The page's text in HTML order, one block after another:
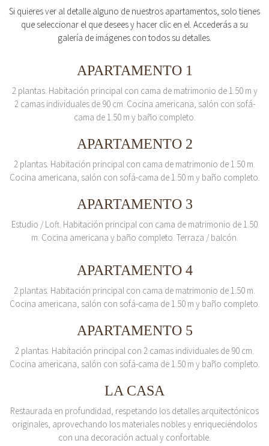
Si quieres ver al detalle alguno de nuestros apartamentos, solo tienes
que seleccionar el que desees y hacer clic en el. Accederás a su
galería de imágenes con todos su detalles.
APARTAMENTO 1
2 plantas. Habitación principal con cama de matrimonio de 1.50 m y
2 camas individuales de 90 cm. Cocina americana, salón con sofá-
cama de 1.50 m y baño completo.
APARTAMENTO 2
2 plantas. Habitación principal con cama de matrimonio de 1.50 m.
Cocina americana, salón con sofá-cama de 1.50 m y baño completo.
APARTAMENTO 3
Estudio / Loft. Habitación principal con cama de matrimonio de 1.50
m. Cocina americana y baño completo. Terraza / balcón.
APARTAMENTO 4
2 plantas. Habitación principal con cama de matrimonio de 1.50 m.
Cocina americana, salón con sofá-cama de 1.50 m y baño completo.
APARTAMENTO 5
2 plantas. Habitación principal con 2 camas individuales de 90 cm.
Cocina americana, salón con sofá-cama de 1.50 m y baño completo.
LA CASA
Restaurada en profundidad, respetando los detalles arquitectónicos
originales, aprovechando los materiales nobles y enriqueciéndolos
con una decoración actual y confortable.